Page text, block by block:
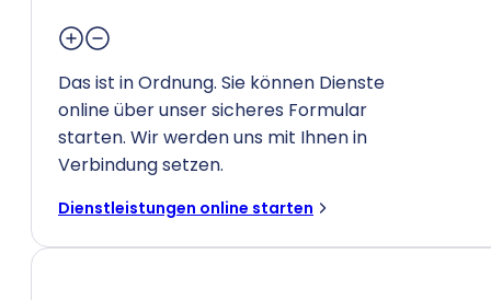
Das ist in Ordnung. Sie können Dienste
online über unser sicheres Formular
starten. Wir werden uns mit Ihnen in
Verbindung setzen.
Dienstleistungen online starten